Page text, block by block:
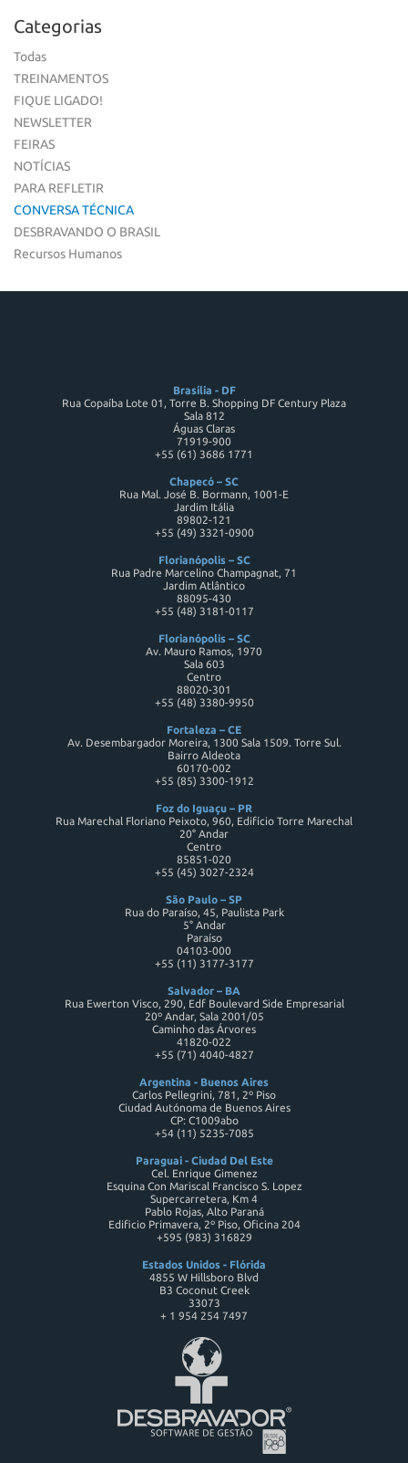
Categorias
Todas
TREINAMENTOS
FIQUE LIGADO!
NEWSLETTER
FEIRAS
NOTÍCIAS
PARA REFLETIR
CONVERSA TÉCNICA
DESBRAVANDO O BRASIL
Recursos Humanos
Brasília - DF
Rua Copaíba Lote 01, Torre B. Shopping DF Century Plaza
Sala 812
Águas Claras
71919-900
+55 (61) 3686 1771
Chapecó – SC
Rua Mal. José B. Bormann, 1001-E
Jardim Itália
89802-121
+55 (49) 3321-0900
Florianópolis – SC
Rua Padre Marcelino Champagnat, 71
Jardim Atlântico
88095-430
+55 (48) 3181-0117
Florianópolis – SC
Av. Mauro Ramos, 1970
Sala 603
Centro
88020-301
+55 (48) 3380-9950
Fortaleza – CE
Av. Desembargador Moreira, 1300 Sala 1509. Torre Sul.
Bairro Aldeota
60170-002
+55 (85) 3300-1912
Foz do Iguaçu – PR
Rua Marechal Floriano Peixoto, 960, Edifício Torre Marechal
20° Andar
Centro
85851-020
+55 (45) 3027-2324
São Paulo – SP
Rua do Paraíso, 45, Paulista Park
5° Andar
Paraíso
04103-000
+55 (11) 3177-3177
Salvador – BA
Rua Ewerton Visco, 290, Edf Boulevard Side Empresarial
20º Andar, Sala 2001/05
Caminho das Árvores
41820-022
+55 (71) 4040-4827
Argentina - Buenos Aires
Carlos Pellegrini, 781, 2º Piso
Ciudad Autónoma de Buenos Aires
CP: C1009abo
+54 (11) 5235-7085
Paraguai - Ciudad Del Este
Cel. Enrique Gimenez
Esquina Con Mariscal Francisco S. Lopez
Supercarretera, Km 4
Pablo Rojas, Alto Paraná
Edificio Primavera, 2º Piso, Oficina 204
+595 (983) 316829
Estados Unidos - Flórida
4855 W Hillsboro Blvd
B3 Coconut Creek
33073
+ 1 954 254 7497